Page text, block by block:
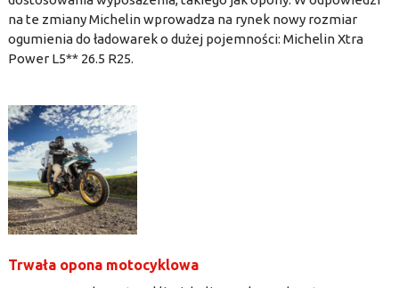
na te zmiany Michelin wprowadza na rynek nowy rozmiar
ogumienia do ładowarek o dużej pojemności: Michelin Xtra
Power L5** 26.5 R25.
Trwała opona motocyklowa